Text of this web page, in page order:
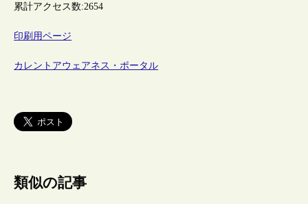
累計アクセス数:2654
印刷用ページ
カレントアウェアネス・ポータル
類似の記事